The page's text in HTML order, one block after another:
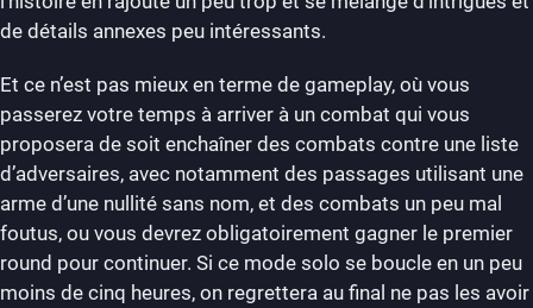
de détails annexes peu intéressants.
Et ce n’est pas mieux en terme de gameplay, où vous
passerez votre temps à arriver à un combat qui vous
proposera de soit enchaîner des combats contre une liste
d’adversaires, avec notamment des passages utilisant une
arme d’une nullité sans nom, et des combats un peu mal
foutus, ou vous devrez obligatoirement gagner le premier
round pour continuer. Si ce mode solo se boucle en un peu
moins de cinq heures, on regrettera au final ne pas les avoir